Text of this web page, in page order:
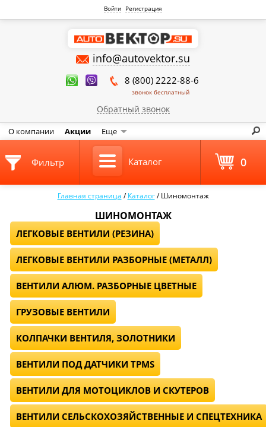
Войти Регистрация
info@autovektor.su
8 (800) 2222-88-6
звонок бесплатный
Обратный звонок
О компании Акции Еще
Главная страница /Каталог /Шиномонтаж
ШИНОМОНТАЖ
ЛЕГКОВЫЕ ВЕНТИЛИ (РЕЗИНА)
ЛЕГКОВЫЕ ВЕНТИЛИ РАЗБОРНЫЕ (МЕТАЛЛ)
ВЕНТИЛИ АЛЮМ. РАЗБОРНЫЕ ЦВЕТНЫЕ
ГРУЗОВЫЕ ВЕНТИЛИ
КОЛПАЧКИ ВЕНТИЛЯ, ЗОЛОТНИКИ
ВЕНТИЛИ ПОД ДАТЧИКИ TPMS
ВЕНТИЛИ ДЛЯ МОТОЦИКЛОВ И СКУТЕРОВ
ВЕНТИЛИ СЕЛЬСКОХОЗЯЙСТВЕННЫЕ И СПЕЦТЕХНИКА
Фильтр Каталог 0